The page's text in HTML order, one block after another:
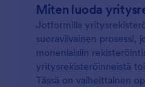
Miten luoda
Jotformilla
suoraviivainen prosessi,
monenlaisiin
yritysrekisteröinneistä
Tässä on vaiheittainen